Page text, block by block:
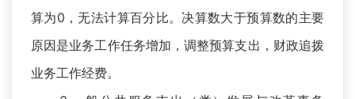
算为0，无法计算百分比。决算数大于预算数的主要
原因是业务工作任务增加，调整预算支出，财政追拨
业务工作经费。